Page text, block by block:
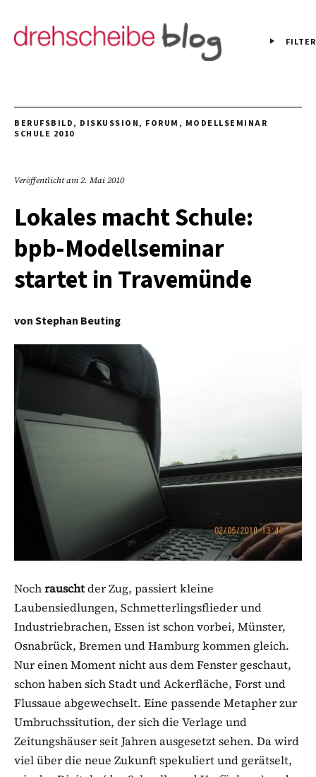
FILTER
BERUFSBILD, DISKUSSION, FORUM, MODELLSEMINAR
SCHULE 2010
Veröffentlicht am2. Mai 2010
Lokales macht Schule:
bpb-Modellseminar
startet in Travemünde
vonStephan Beuting
Nochrauschtder Zug, passiert kleine
Laubensiedlungen, Schmetterlingsflieder und
Industriebrachen, Essen ist schon vorbei, Münster,
Osnabrück, Bremen und Hamburg kommen gleich.
Nur einen Moment nicht aus dem Fenster geschaut,
schon haben sich Stadt und Ackerfläche, Forst und
Flussaue abgewechselt. Eine passende Metapher zur
Umbruchssitution, der sich die Verlage und
Zeitungshäuser seit Jahren ausgesetzt sehen. Da wird
viel über die neue Zukunft spekuliert und gerätselt,